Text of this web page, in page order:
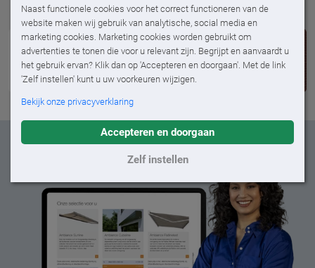
Naast functionele cookies voor het correct functioneren van de
website maken wij gebruik van analytische, social media en
marketing cookies. Marketing cookies worden gebruikt om
advertenties te tonen die voor u relevant zijn. Begrijpt en aanvaardt u
het gebruik ervan? Klik dan op 'Accepteren en doorgaan'. Met de link
'Zelf instellen' kunt u uw voorkeuren wijzigen.
Bekijk onze privacyverklaring
Accepteren en doorgaan
Zelf instellen